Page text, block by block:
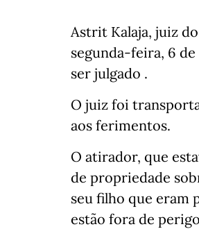
Astrit Kalaja, juiz
segunda-feira, 6
ser julgado .
O juiz foi
aos ferimentos.
O atirador, que
de propriedade
seu filho que eram
estão fora de